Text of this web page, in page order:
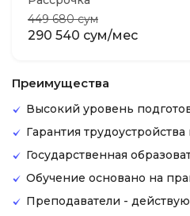
449 680 сум
290 540 сум/мес
Преимущества
Высокий уровень
Гарантия
Государственная
Обучение основано на
Преподаватели -